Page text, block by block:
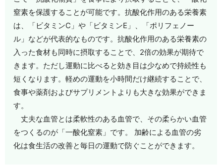
窒素を保護することが可能です。抗酸化作用のある栄養素
は、「ビタミンC」や「ビタミンE」、「ポリフェノー
ル」などが代表的なものです。抗酸化作用のある栄養素の
入った食材も同時に摂取することで、2倍の効果が期待で
きます。ただし運動に比べると効き目は少なめで持続性も
短くなります。軽めの運動を小時間だけ継続することで、
食事や薬剤およびサプリメントよりも大きな効果ができま
す。
丈夫な血管とは柔軟性のある血管で、その柔らかい血管
をつくるのが「一酸化窒素」です。 加齢による血管の劣
化は食生活の改善と毎日の運動で防ぐことができます。